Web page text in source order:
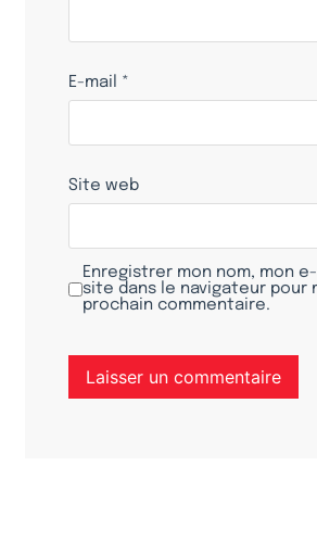
E-mail *
Site web
Enregistrer mon nom, mon
site dans le navigateur pour
prochain commentaire.